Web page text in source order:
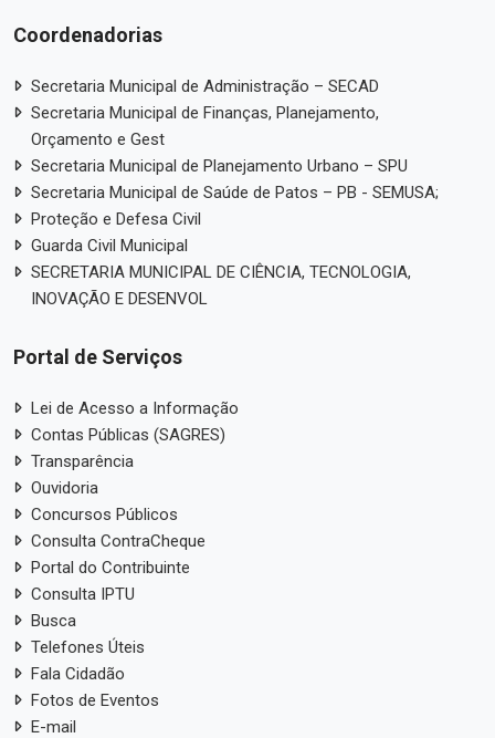
Coordenadorias
Secretaria Municipal de Administração – SECAD
Secretaria Municipal de Finanças, Planejamento,
Orçamento e Gest
Secretaria Municipal de Planejamento Urbano – SPU
Secretaria Municipal de Saúde de Patos – PB - SEMUSA;
Proteção e Defesa Civil
Guarda Civil Municipal
SECRETARIA MUNICIPAL DE CIÊNCIA, TECNOLOGIA,
INOVAÇÃO E DESENVOL
Portal de Serviços
Lei de Acesso a Informação
Contas Públicas (SAGRES)
Transparência
Ouvidoria
Concursos Públicos
Consulta ContraCheque
Portal do Contribuinte
Consulta IPTU
Busca
Telefones Úteis
Fala Cidadão
Fotos de Eventos
E-mail